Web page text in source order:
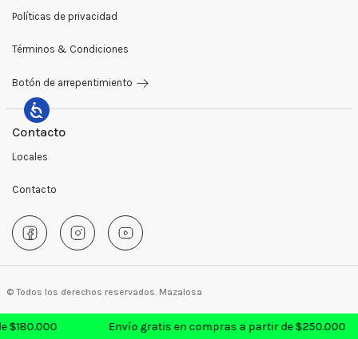
Envío gratis en compras a partir de $250.000
Remeras
Camperas
Abrigos
Giftcards
Medios de Pago
Cambios y Devoluciones
Políticas de privacidad
Términos & Condiciones
Botón de arrepentimiento
Contacto
Locales
Contacto
© Todos los derechos reservados. Mazalosa